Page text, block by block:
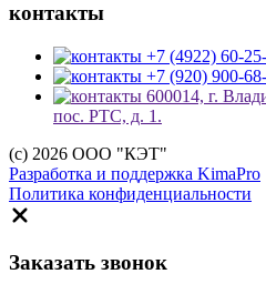
контакты
+7 (4922) 60-
+7 (920) 900-
600014, г.
пос. РТС, д. 1.
(c) 2026 ООО "КЭТ"
Разработка и поддержка KimaPro
Политика конфиденциальности
Заказать звонок